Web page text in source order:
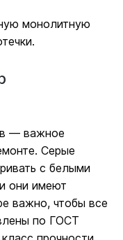
монолитную
— важное
Серые
с белыми
они имеют
важно, чтобы все
по ГОСТ